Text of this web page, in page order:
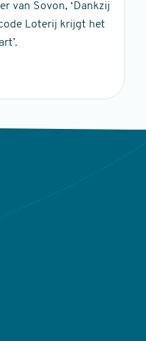
van Sovon, ‘Dankzij
Loterij krijgt het